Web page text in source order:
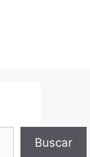
Buscar